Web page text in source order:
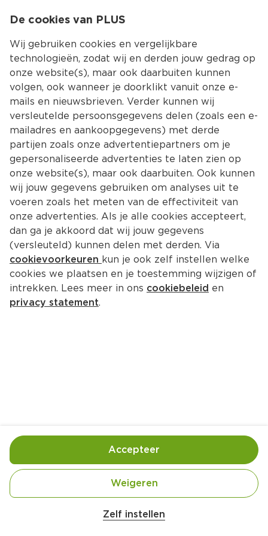
Kies jouw
200 gram champignons (gehalveerd,
De cookies van PLUS
Wij gebruiken cookies en vergelijkbare
technologieën, zodat wij en derden jouw gedrag op
onze website(s), maar ook daarbuiten kunnen
volgen, ook wanneer je doorklikt vanuit onze e-
mails en nieuwsbrieven. Verder kunnen wij
versleutelde persoonsgegevens delen (zoals een e-
mailadres en aankoopgegevens) met derde
partijen zoals onze advertentiepartners om je
gepersonaliseerde advertenties te laten zien op
onze website(s), maar ook daarbuiten. Ook kunnen
wij jouw gegevens gebruiken om analyses uit te
voeren zoals het meten van de effectiviteit van
onze advertenties. Als je alle cookies accepteert,
dan ga je akkoord dat wij jouw gegevens
(versleuteld) kunnen delen met derden. Via
cookievoorkeuren kun je ook zelf instellen welke
cookies we plaatsen en je toestemming wijzigen of
intrekken. Lees meer in ons cookiebeleid en
privacy statement.
Zelf instellen
Weigeren
Accepteer